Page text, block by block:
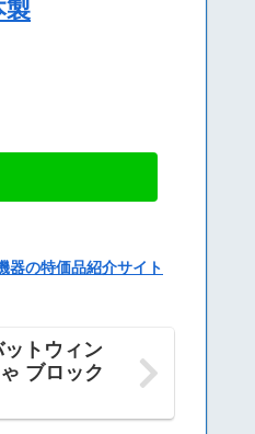
製
器の特価品紹介サイト
トウィン
ブロック